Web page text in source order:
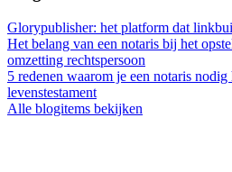
Glorypublisher: het platform dat
Het belang van een notaris bij het
omzetting rechtspersoon
5 redenen waarom je een notaris
levenstestament
Alle blogitems bekijken